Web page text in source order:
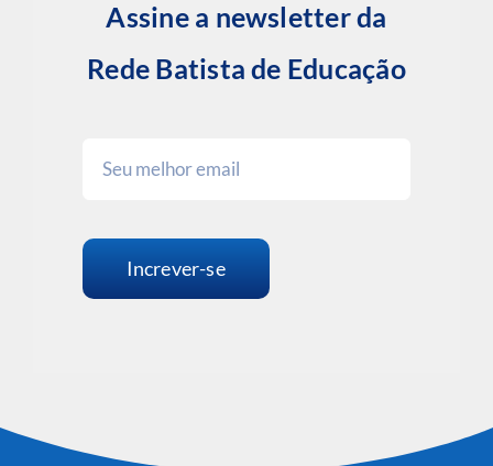
Assine a newsletter da
Rede Batista de Educação
Increver-se